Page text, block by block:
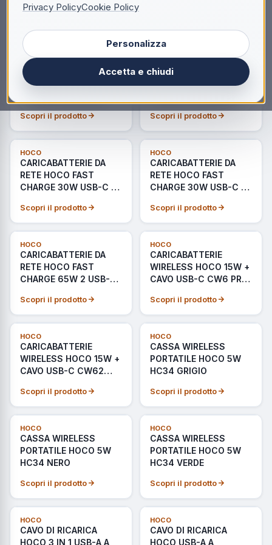
Privacy PolicyCookie Policy
Personalizza
Accetta e chiudi
C + CAVO USB-C A
USB-C N77 NERO
HOCO
CARICABATTERIE DA
RETE HOCO FAST
USB-A N61 BLACK
Scopri il prodotto
NON DISPONIBILE
CARICABATTERIE DA
USB-A + CAVO USB-C
N63 NERO
Scopri il prodotto
NON DISPONIBILE
HOCO
CARICABATTERIE DA
RETE HOCO FAST
CHARGE 30W USB-C +
Scopri il prodotto
NOVITÀ
HOCO
CARICABATTERIE DA
RETE HOCO FAST
CHARGE 30W USB-C +
Scopri il prodotto
ULTIMI PEZZI
HOCO
CARICABATTERIE DA
RETE HOCO FAST
CHARGE 65W 2 USB-C
Scopri il prodotto
ULTIMI PEZZI
HOCO
CARICABATTERIE
WIRELESS HOCO 15W +
CAVO USB-C CW6 PRO
Scopri il prodotto
ULTIMI PEZZI
HOCO
CARICABATTERIE
WIRELESS HOCO 15W +
CAVO USB-C CW62
Scopri il prodotto
ULTIMI PEZZI
HOCO
CASSA WIRELESS
PORTATILE HOCO 5W
HC34 GRIGIO
Scopri il prodotto
ULTIMI PEZZI
HOCO
CASSA WIRELESS
PORTATILE HOCO 5W
HC34 NERO
Scopri il prodotto
ULTIMI PEZZI
HOCO
CASSA WIRELESS
PORTATILE HOCO 5W
HC34 VERDE
Scopri il prodotto
ULTIMI PEZZI
HOCO
CAVO DI RICARICA
HOCO 3 IN 1 USB-A A
ULTIMI PEZZI
HOCO
CAVO DI RICARICA
HOCO USB-A A